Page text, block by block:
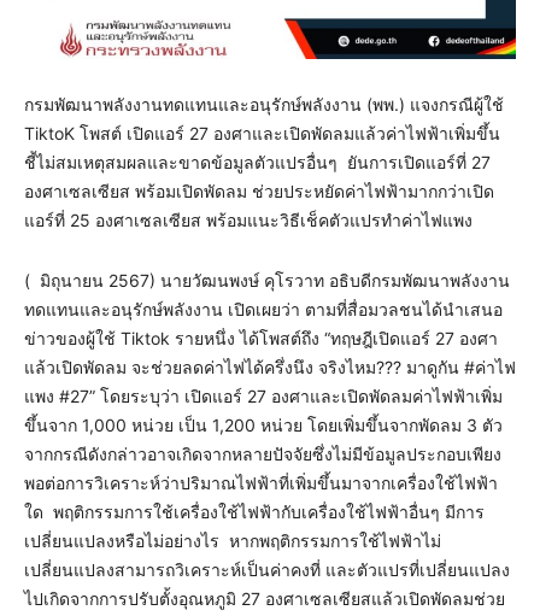
กรมพัฒนาพลังงานทดแทนและอนุรักษ์พลังงาน (พพ.) แจงกรณีผู้ใช้
TiktoK โพสต์ เปิดแอร์ 27 องศาและเปิดพัดลมแล้วค่าไฟฟ้าเพิ่มขึ้น
ชี้ไม่สมเหตุสมผลและขาดข้อมูลตัวแปรอื่นๆ ยันการเปิดแอร์ที่ 27
องศาเซลเซียส พร้อมเปิดพัดลม ช่วยประหยัดค่าไฟฟ้ามากกว่าเปิด
แอร์ที่ 25 องศาเซลเซียส พร้อมแนะวิธีเช็คตัวแปรทำค่าไฟแพง
( มิถุนายน 2567) นายวัฒนพงษ์ คุโรวาท อธิบดีกรมพัฒนาพลังงาน
ทดแทนและอนุรักษ์พลังงาน เปิดเผยว่า ตามที่สื่อมวลชนได้นำเสนอ
ข่าวของผู้ใช้ Tiktok รายหนึ่ง ได้โพสต์ถึง “ทฤษฎีเปิดแอร์ 27 องศา
แล้วเปิดพัดลม จะช่วยลดค่าไฟได้ครึ่งนึง จริงไหม??? มาดูกัน #ค่าไฟ
แพง #27” โดยระบุว่า เปิดแอร์ 27 องศาและเปิดพัดลมค่าไฟฟ้าเพิ่ม
ขึ้นจาก 1,000 หน่วย เป็น 1,200 หน่วย โดยเพิ่มขึ้นจากพัดลม 3 ตัว
จากกรณีดังกล่าวอาจเกิดจากหลายปัจจัยซึ่งไม่มีข้อมูลประกอบเพียง
พอต่อการวิเคราะห์ว่าปริมาณไฟฟ้าที่เพิ่มขึ้นมาจากเครื่องใช้ไฟฟ้า
ใด พฤติกรรมการใช้เครื่องใช้ไฟฟ้ากับเครื่องใช้ไฟฟ้าอื่นๆ มีการ
เปลี่ยนแปลงหรือไม่อย่างไร หากพฤติกรรมการใช้ไฟฟ้าไม่
เปลี่ยนแปลงสามารถวิเคราะห์เป็นค่าคงที่ และตัวแปรที่เปลี่ยนแปลง
ไปเกิดจากการปรับตั้งอุณหภูมิ 27 องศาเซลเซียสแล้วเปิดพัดลมช่วย